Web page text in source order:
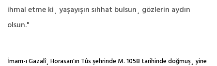
ihmal etme ki¸ yaşayışın sıhhat bulsun¸ gözlerin aydın
olsun."
İmam-ı Gazalî¸ Horasan'ın Tûs şehrinde M. 1058 tarihinde doğmuş¸ yine